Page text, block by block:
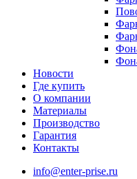
Новости
Где купить
О компании
Материалы
Производство
Гарантия
Контакты
info@enter-prise.ru